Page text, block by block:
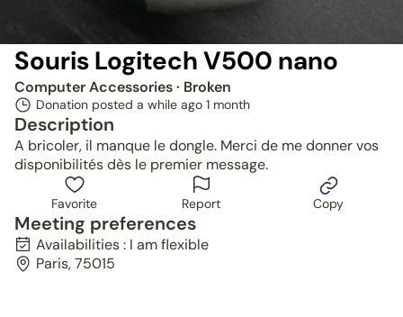
Souris Logitech V500 nano
Computer Accessories· Broken
Donation posted a while ago 1 month
Description
A bricoler, il manque le dongle. Merci de me donner vos
disponibilités dès le premier message.
Favorite Report Copy
Meeting preferences
Availabilities : I am flexible
Paris, 75015